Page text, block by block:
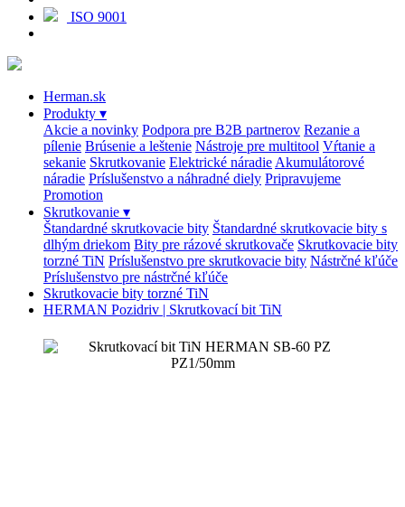
ISO 9001
Herman.sk
Produkty ▾
Akcie a novinky Podpora pre B2B partnerov Rezanie a
pílenie Brúsenie a leštenie Nástroje pre multitool Vŕtanie a
sekanie Skrutkovanie Elektrické náradie Akumulátorové
náradie Príslušenstvo a náhradné diely Pripravujeme
Promotion
Skrutkovanie ▾
Štandardné skrutkovacie bity Štandardné skrutkovacie bity s
dlhým driekom Bity pre rázové skrutkovače Skrutkovacie bity
torzné TiN Príslušenstvo pre skrutkovacie bity Nástrčné kľúče
Príslušenstvo pre nástrčné kľúče
Skrutkovacie bity torzné TiN
HERMAN Pozidriv | Skrutkovací bit TiN